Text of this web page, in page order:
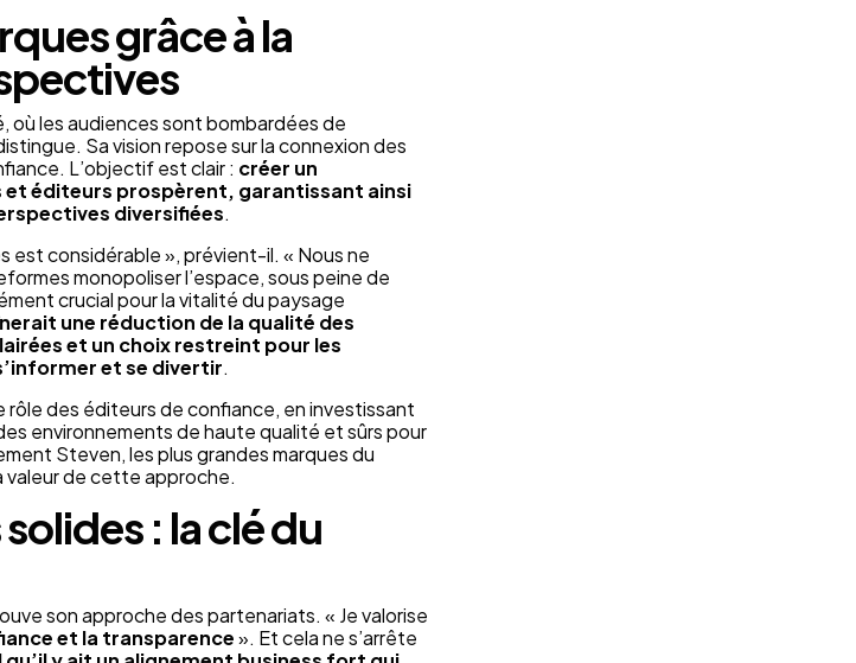
grâce à la
où les audiences sont bombardées de
Sa vision repose sur la connexion des
L’objectif est clair : créer un
éditeurs prospèrent, garantissant ainsi
diversifiées.
est considérable », prévient-il. « Nous ne
monopoliser l’espace, sous peine de
crucial pour la vitalité du paysage
une réduction de la qualité des
et un choix restreint pour les
et se divertir.
rôle des éditeurs de confiance, en investissant
environnements de haute qualité et sûrs pour
Steven, les plus grandes marques du
valeur de cette approche.
: la clé du
son approche des partenariats. « Je valorise
et la transparence». Et cela ne s’arrête